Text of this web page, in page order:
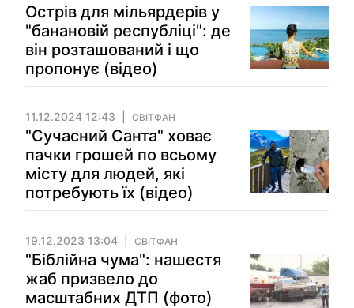
Острів для мільярдерів у
"банановій республіці": де
він розташований і що
пропонує (відео)
11.12.2024 12:43 СВІТФАН
"Сучасний Санта" ховає
пачки грошей по всьому
місту для людей, які
потребують їх (відео)
19.12.2023 13:04 СВІТФАН
"Біблійна чума": нашестя
жаб призвело до
масштабних ДТП (фото)